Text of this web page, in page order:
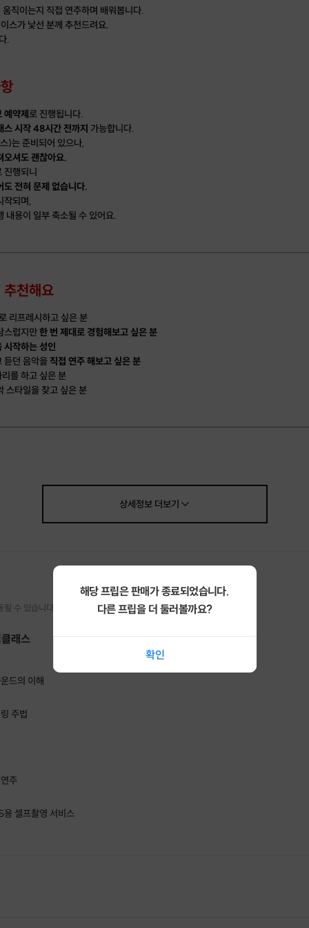
직이는지 직접 연주하며 배워봅니다.
스가 낯선 분께 추천드려요.
.
예약제로 진행됩니다.
스 시작 48시간 전까지 가능합니다.
)는 준비되어 있으나,
오셔도 괜찮아요.
진행되니
도 전혀 문제 없습니다.
작되며,
내용이 일부 축소될 수 있어요.
천해요
리프레시하고 싶은 분
스럽지만한 번 제대로 경험해보고 싶은 분
시작하는 성인
듣던 음악을 직접 연주 해보고 싶은 분
를 하고 싶은 분
스타일을 찾고 싶은 분
연습 방향 제안
을 가장 중요하게 생각합니다.
경(전문 음악 스튜디오)에서 수업 진행
상세정보더보기
수 있습니다.
래스
드의 이해
주법
주
셀프촬영 서비스
해당 프립은 판매가 종료되었습니다.
다른 프립을 더 둘러볼까요?
확인